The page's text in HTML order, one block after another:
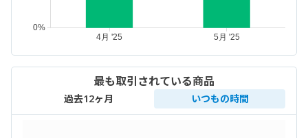
最も取引されている商品
過去12ヶ月 いつもの時間